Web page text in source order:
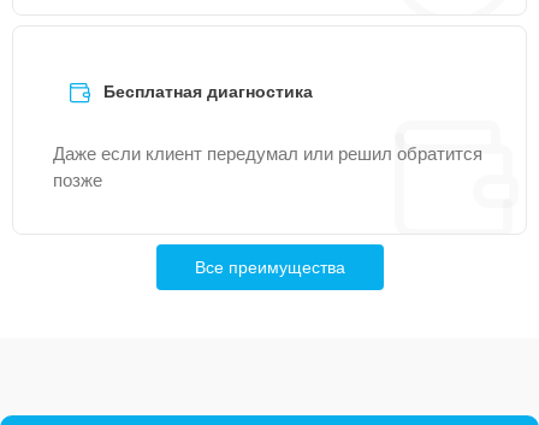
Бесплатная диагностика
Даже если клиент передумал или решил обратится
позже
Все преимущества